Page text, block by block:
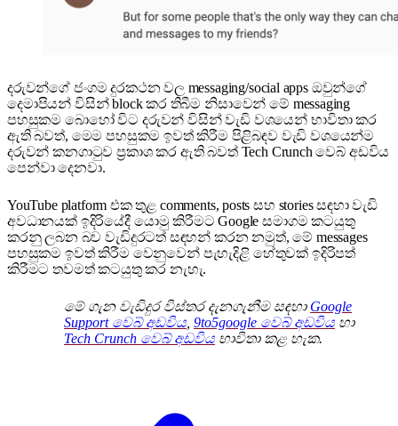
දරුවන්ගේ ජංගම දුරකථන වල messaging/social apps ඔවුන්ගේ
දෙමාපියන් විසින් block කර තිබීම නිසාවෙන් මේ messaging
පහසුකම බොහෝ විට දරුවන් විසින් වැඩි වශයෙන් භාවිතා කර
ඇති බවත්, මෙම පහසුකම ඉවත් කිරීම පිළිබඳව වැඩි වශයෙන්ම
දරුවන් කනගාටුව ප්‍රකාශ කර ඇති බවත් Tech Crunch වෙබ් අඩවිය
පෙන්වා දෙනවා.
YouTube platform එක තුළ comments, posts සහ stories සඳහා වැඩි
අවධානයක් ඉදිරියේදී යොමු කිරීමට Google සමාගම කටයුතු
කරනු ලබන බව වැඩිදුරටත් සඳහන් කරන නමුත්, මේ messages
පහසුකම ඉවත් කිරීම වෙනුවෙන් පැහැදිළි හේතුවක් ඉදිරිපත්
කිරීමට තවමත් කටයුතු කර නැහැ.
මේ ගැන වැඩිදුර විස්තර දැනගැනීම සඳහා Google
Support වෙබ් අඩවිය 9to5google වෙබ් අඩවිය හා
Tech Crunch වෙබ් අඩවිය භාවිතා කළ හැක.